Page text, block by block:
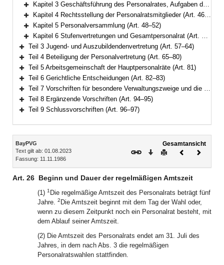
Bereich erweitern
Kapitel 3 Geschäftsführung des Personalrates, Aufgaben der Schwerbehindertenvertretung (Art. 32–45)
Bereich erweitern
Kapitel 4 Rechtsstellung der Personalratsmitglieder (Art. 46–47)
Bereich erweitern
Kapitel 5 Personalversammlung (Art. 48–52)
Bereich erweitern
Kapitel 6 Stufenvertretungen und Gesamtpersonalrat (Art. 53–56)
Bereich erweitern
Teil 3 Jugend- und Auszubildendenvertretung (Art. 57–64)
Bereich erweitern
Teil 4 Beteiligung der Personalvertretung (Art. 65–80)
Bereich erweitern
Teil 5 Arbeitsgemeinschaft der Hauptpersonalräte (Art. 81)
Bereich erweitern
Teil 6 Gerichtliche Entscheidungen (Art. 82–83)
Bereich erweitern
Teil 7 Vorschriften für besondere Verwaltungszweige und die Behandlung von Verschlußsachen (Art. 84–93)
Bereich erweitern
Teil 8 Ergänzende Vorschriften (Art. 94–95)
Teil 9 Schlussvorschriften (Art. 96–97)
Inhalt
BayPVG
Text gilt ab: 01.08.2023
Fassung: 11.11.1986
Gesamtansicht
Download
DruckenVorheriges
Art. 26 Beginn und Dauer der regelmäßigen Amtszeit
(1) 1 Die regelmäßige Amtszeit des Personalrats beträgt fünf
Jahre. 2 Die Amtszeit beginnt mit dem Tag der Wahl oder,
wenn zu diesem Zeitpunkt noch ein Personalrat besteht, mit
dem Ablauf seiner Amtszeit.
(2) Die Amtszeit des Personalrats endet am 31. Juli des
Jahres, in dem nach Abs. 3 die regelmäßigen
Personalratswahlen stattfinden.